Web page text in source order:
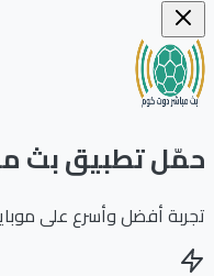
تطبيق بث
أفضل وأسرع على موبايلك